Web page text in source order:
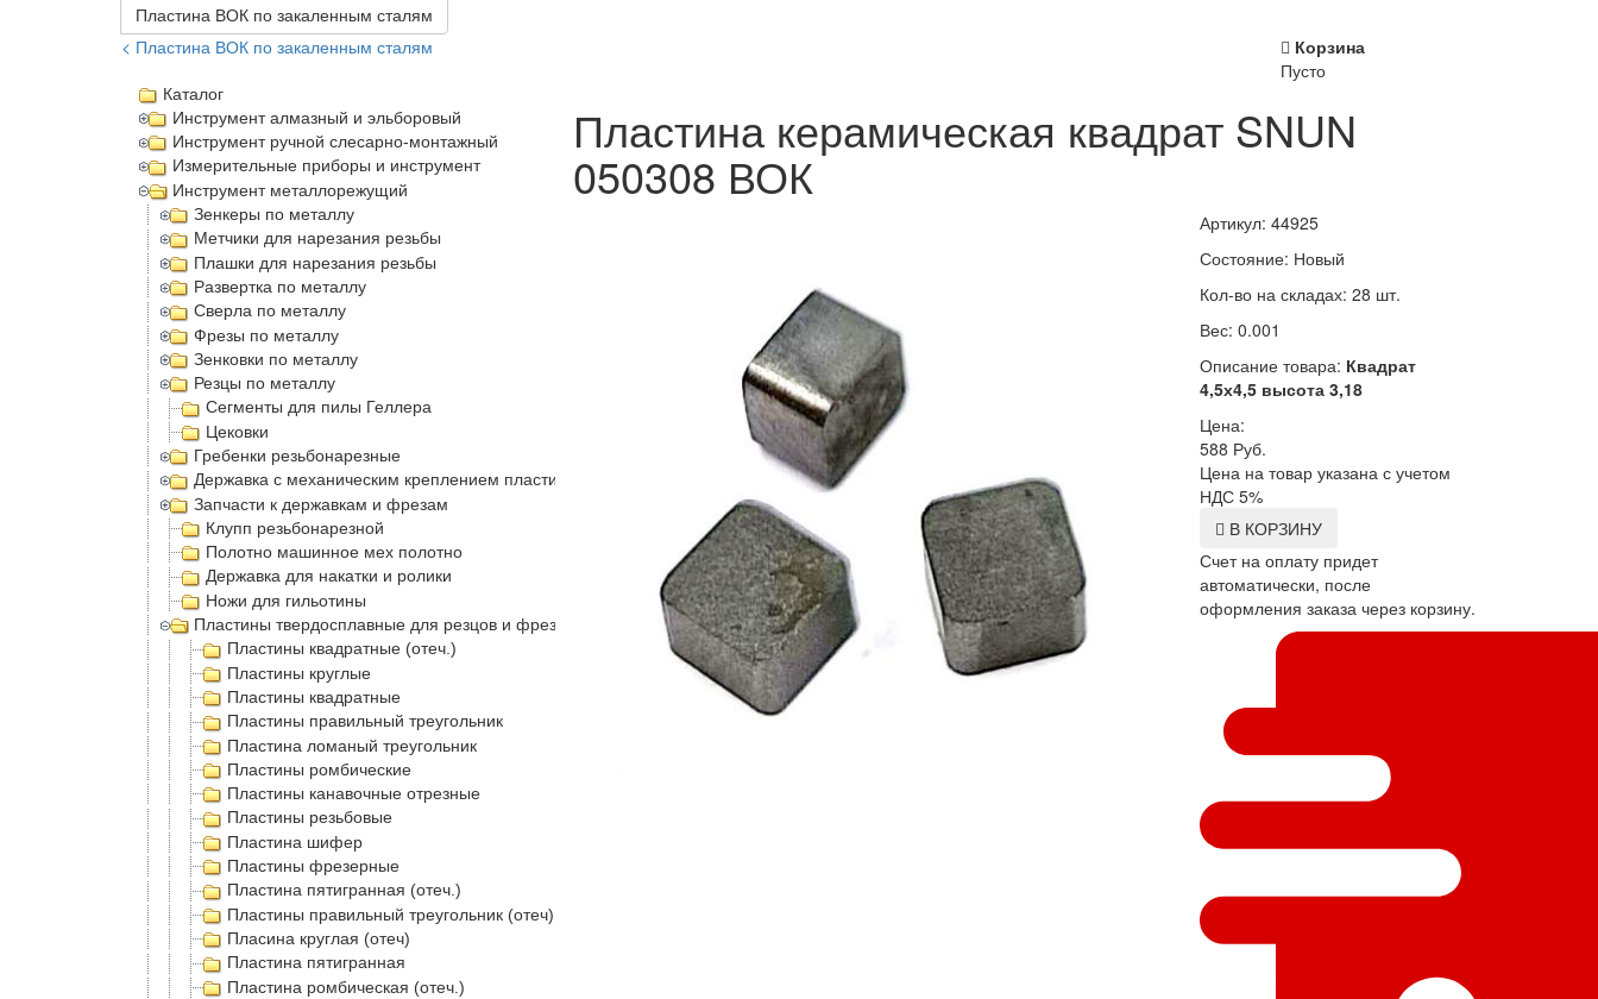
Пластина ВОК по закаленным сталям
< Пластина ВОК по закаленным сталям
Корзина
Пусто
Каталог
Инструмент алмазный и эльборовый
Инструмент ручной слесарно-монтажный
Измерительные приборы и инструмент
Инструмент металлорежущий
Зенкеры по металлу
Метчики для нарезания резьбы
Плашки для нарезания резьбы
Развертка по металлу
Сверла по металлу
Фрезы по металлу
Зенковки по металлу
Резцы по металлу
Сегменты для пилы Геллера
Цековки
Гребенки резьбонарезные
Державка с механическим креплением пластин
Запчасти к державкам и фрезам
Клупп резьбонарезной
Полотно машинное мех полотно
Державка для накатки и ролики
Ножи для гильотины
Пластины твердосплавные для резцов и фрез
Пластины квадратные (отеч.)
Пластины круглые
Пластины квадратные
Пластины правильный треугольник
Пластина ломаный треугольник
Пластины ромбические
Пластины канавочные отрезные
Пластины резьбовые
Пластина шифер
Пластины фрезерные
Пластина пятигранная (отеч.)
Пластины правильный треугольник (отеч)
Пласина круглая (отеч)
Пластина пятигранная
Пластина ромбическая (отеч.)
Пластина керамическая квадрат SNUN
050308 ВОК
Артикул: 44925
Состояние: Новый
Кол-во на складах: 28 шт.
Вес: 0.001
Описание товара: Квадрат
4,5х4,5 высота 3,18
Цена:
588 Руб.
Цена на товар указана с учетом
НДС 5%
В КОРЗИНУ
Счет на оплату придет
автоматически, после
оформления заказа через корзину.